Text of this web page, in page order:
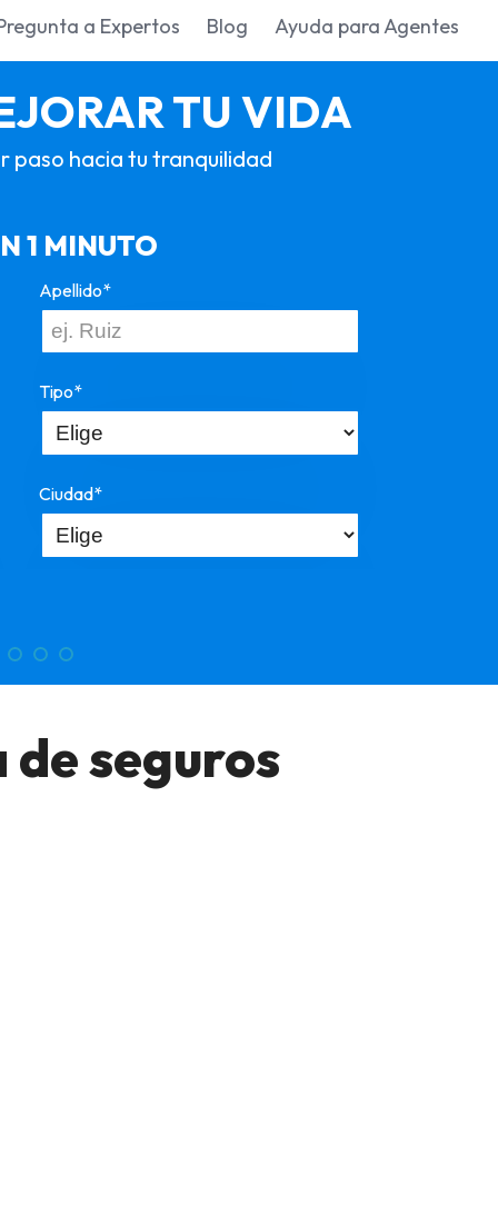
a Expertos Blog Ayuda para Agentes
TU VIDA
paso hacia tu tranquilidad
1 MINUTO
Apellido*
Tipo*
Ciudad*
seguros